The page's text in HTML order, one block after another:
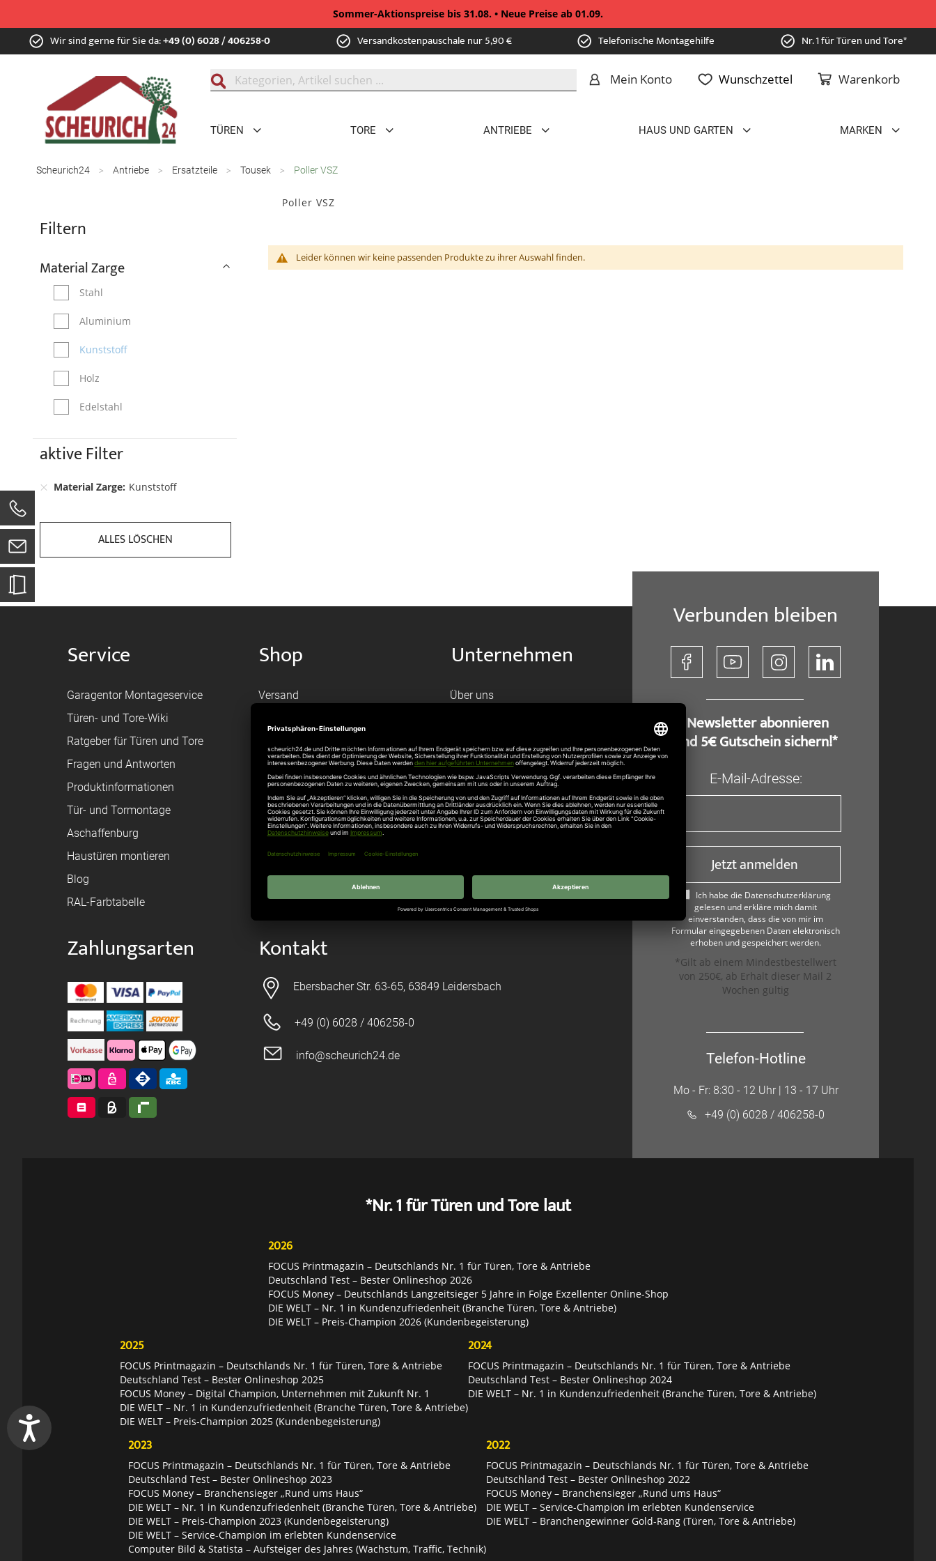
Sommer-Aktionspreise bis 31.08. • Neue Preise ab 01.09.
Zum
Inhalt Wir sind gerne für Sie da:+49 (0) 6028 / 406258-0 Versandkostenpauschale nur 5,90 € Telefonische Montagehilfe Nr. 1 für Türen und Tore*
Warenkorb
Mein Konto Wunschzettel
TÜREN TORE ANTRIEBE HAUS UND GARTEN MARKEN
Scheurich24 Antriebe Ersatzteile Tousek Poller VSZ
Poller VSZ
Leider können wir keine passenden Produkte zu ihrer Auswahl finden.
aktive Filter
Material Zarge Kunststoff
ALLES LÖSCHEN
Filtern
Material Zarge
Stahl
Aluminium
Kunststoff
Holz
Edelstahl
Service
Garagentor Montageservice
Türen- und Tore-Wiki
Ratgeber für Türen und Tore
Fragen und Antworten
Produktinformationen
Tür- und Tormontage
Aschaffenburg
Haustüren montieren
Blog
RAL-Farbtabelle
Shop
Versand
Registrieren
Federanfrage
Toraufmaß
Montageanleitungen
Brandschutztüren
Elektrische Garagentore
Unternehmen
Über uns
Hörmann Türen
Hörmann Sektionaltor
Zahlungsarten Kontakt
Ebersbacher Str. 63-65, 63849 Leidersbach
+49 (0) 6028 / 406258-0
info@scheurich24.de
Verbunden bleiben
​ Newsletter abonnieren
und 5€ Gutschein sichern!*
E-Mail-Adresse:
Jetzt anmelden
Ich habe die Datenschutzerklärung
gelesen und erkläre mich damit
einverstanden, dass die von mir im
Formular eingegebenen Daten elektronisch
erhoben und gespeichert werden.
*Gilt ab einem Mindestbestellwert
von 250€, ab Erhalt dieser Mail 2
Wochen gültig
Telefon-Hotline
Mo - Fr: 8:30 - 12 Uhr | 13 - 17 Uhr
+49 (0) 6028 / 406258-0
*Nr. 1 für Türen und Tore laut
2026
FOCUS Printmagazin – Deutschlands Nr. 1 für Türen, Tore & Antriebe
Deutschland Test – Bester Onlineshop 2026
FOCUS Money – Deutschlands Langzeitsieger 5 Jahre in Folge Exzellenter Online-Shop
DIE WELT – Nr. 1 in Kundenzufriedenheit (Branche Türen, Tore & Antriebe)
DIE WELT – Preis-Champion 2026 (Kundenbegeisterung)
2025
FOCUS Printmagazin – Deutschlands Nr. 1 für Türen, Tore & Antriebe
Deutschland Test – Bester Onlineshop 2025
FOCUS Money – Digital Champion, Unternehmen mit Zukunft Nr. 1
DIE WELT – Nr. 1 in Kundenzufriedenheit (Branche Türen, Tore & Antriebe)
DIE WELT – Preis-Champion 2025 (Kundenbegeisterung)
2024
FOCUS Printmagazin – Deutschlands Nr. 1 für Türen, Tore & Antriebe
Deutschland Test – Bester Onlineshop 2024
DIE WELT – Nr. 1 in Kundenzufriedenheit (Branche Türen, Tore & Antriebe)
2023
FOCUS Printmagazin – Deutschlands Nr. 1 für Türen, Tore & Antriebe
Deutschland Test – Bester Onlineshop 2023
FOCUS Money – Branchensieger „Rund ums Haus“
DIE WELT – Nr. 1 in Kundenzufriedenheit (Branche Türen, Tore & Antriebe)
DIE WELT – Preis-Champion 2023 (Kundenbegeisterung)
DIE WELT – Service-Champion im erlebten Kundenservice
Computer Bild & Statista – Aufsteiger des Jahres (Wachstum, Traffic, Technik)
2022
FOCUS Printmagazin – Deutschlands Nr. 1 für Türen, Tore & Antriebe
Deutschland Test – Bester Onlineshop 2022
FOCUS Money – Branchensieger „Rund ums Haus“
DIE WELT – Service-Champion im erlebten Kundenservice
DIE WELT – Branchengewinner Gold-Rang (Türen, Tore & Antriebe)